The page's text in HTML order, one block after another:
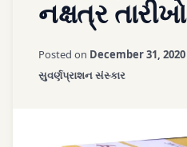
નક્ષત્ર તારીખો
Posted on December 31, 2020
Categories:
સુવર્ણપ્રાશન સંસ્કાર
આયુર્વેદ
આયુર્વેદ
on
સુવર્ણપ્રાશન
–
પુષ્ય